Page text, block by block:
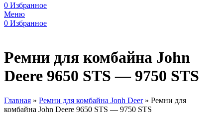
0 Избранное
Меню
0 Избранное
Ремни для комбайна John
Deere 9650 STS — 9750 STS
Главная » Ремни для комбайна Jonh Deer» Ремни для
комбайна John Deere 9650 STS — 9750 STS